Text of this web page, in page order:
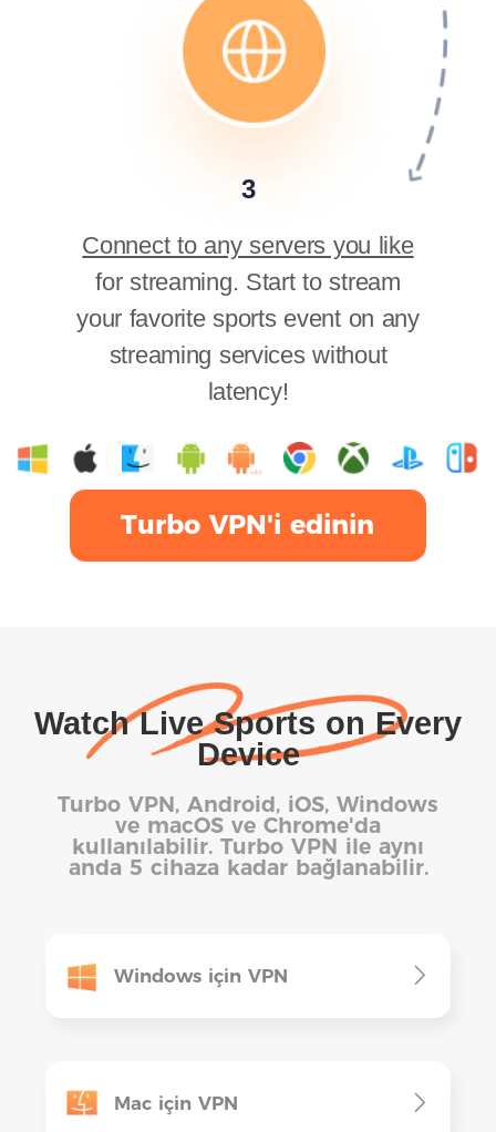
3
Connect to any servers you like
for streaming. Start to stream
your favorite sports event on any
streaming services without
latency!
Turbo VPN'i edinin
Watch Live Sports on Every
Device
Turbo VPN, Android, iOS, Windows
ve macOS ve Chrome'da
kullanılabilir. Turbo VPN ile aynı
anda 5 cihaza kadar bağlanabilir.
Windows için VPN
Mac için VPN